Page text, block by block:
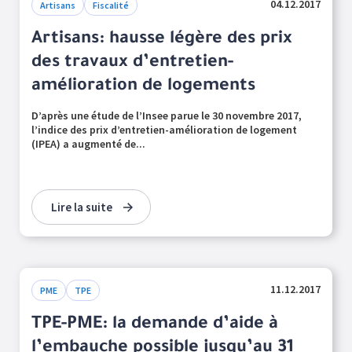
Artisans Fiscalité 04.12.2017
Artisans: hausse légère des prix
des travaux d’entretien-
amélioration de logements
D’après une étude de l’Insee parue le 30 novembre 2017,
l’indice des prix d’entretien-amélioration de logement
(IPEA) a augmenté de...
Lire la suite
PME TPE 11.12.2017
TPE-PME: la demande d’aide à